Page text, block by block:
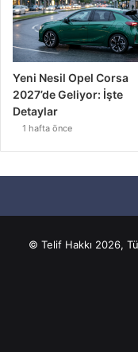
Yeni Nesil Opel Corsa
2027’de Geliyor: İşte
Detaylar
1 hafta önce
© Telif Hakkı 2026,